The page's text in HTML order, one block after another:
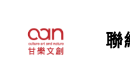
聯